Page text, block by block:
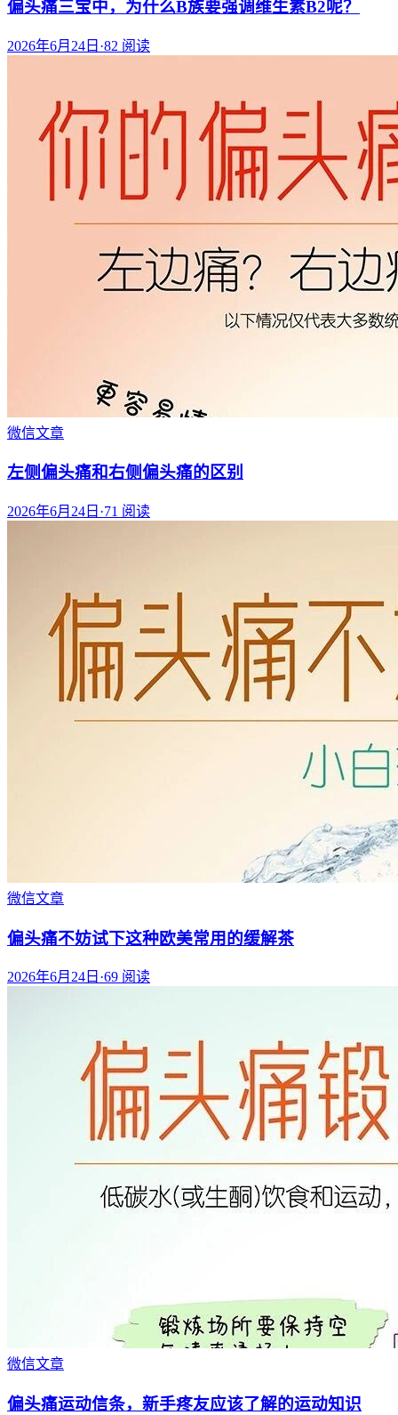
偏头痛三宝中，为什么B族要强调维生素B2呢？
2026年6月24日 ·82 阅读
微信文章
左侧偏头痛和右侧偏头痛的区别
2026年6月24日 ·71 阅读
微信文章
偏头痛不妨试下这种欧美常用的缓解茶
2026年6月24日 ·69 阅读
微信文章
偏头痛运动信条，新手疼友应该了解的运动知识